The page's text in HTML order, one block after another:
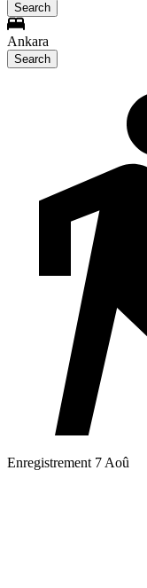
Search
Ankara
Search
Enregistrement 7 Aoû